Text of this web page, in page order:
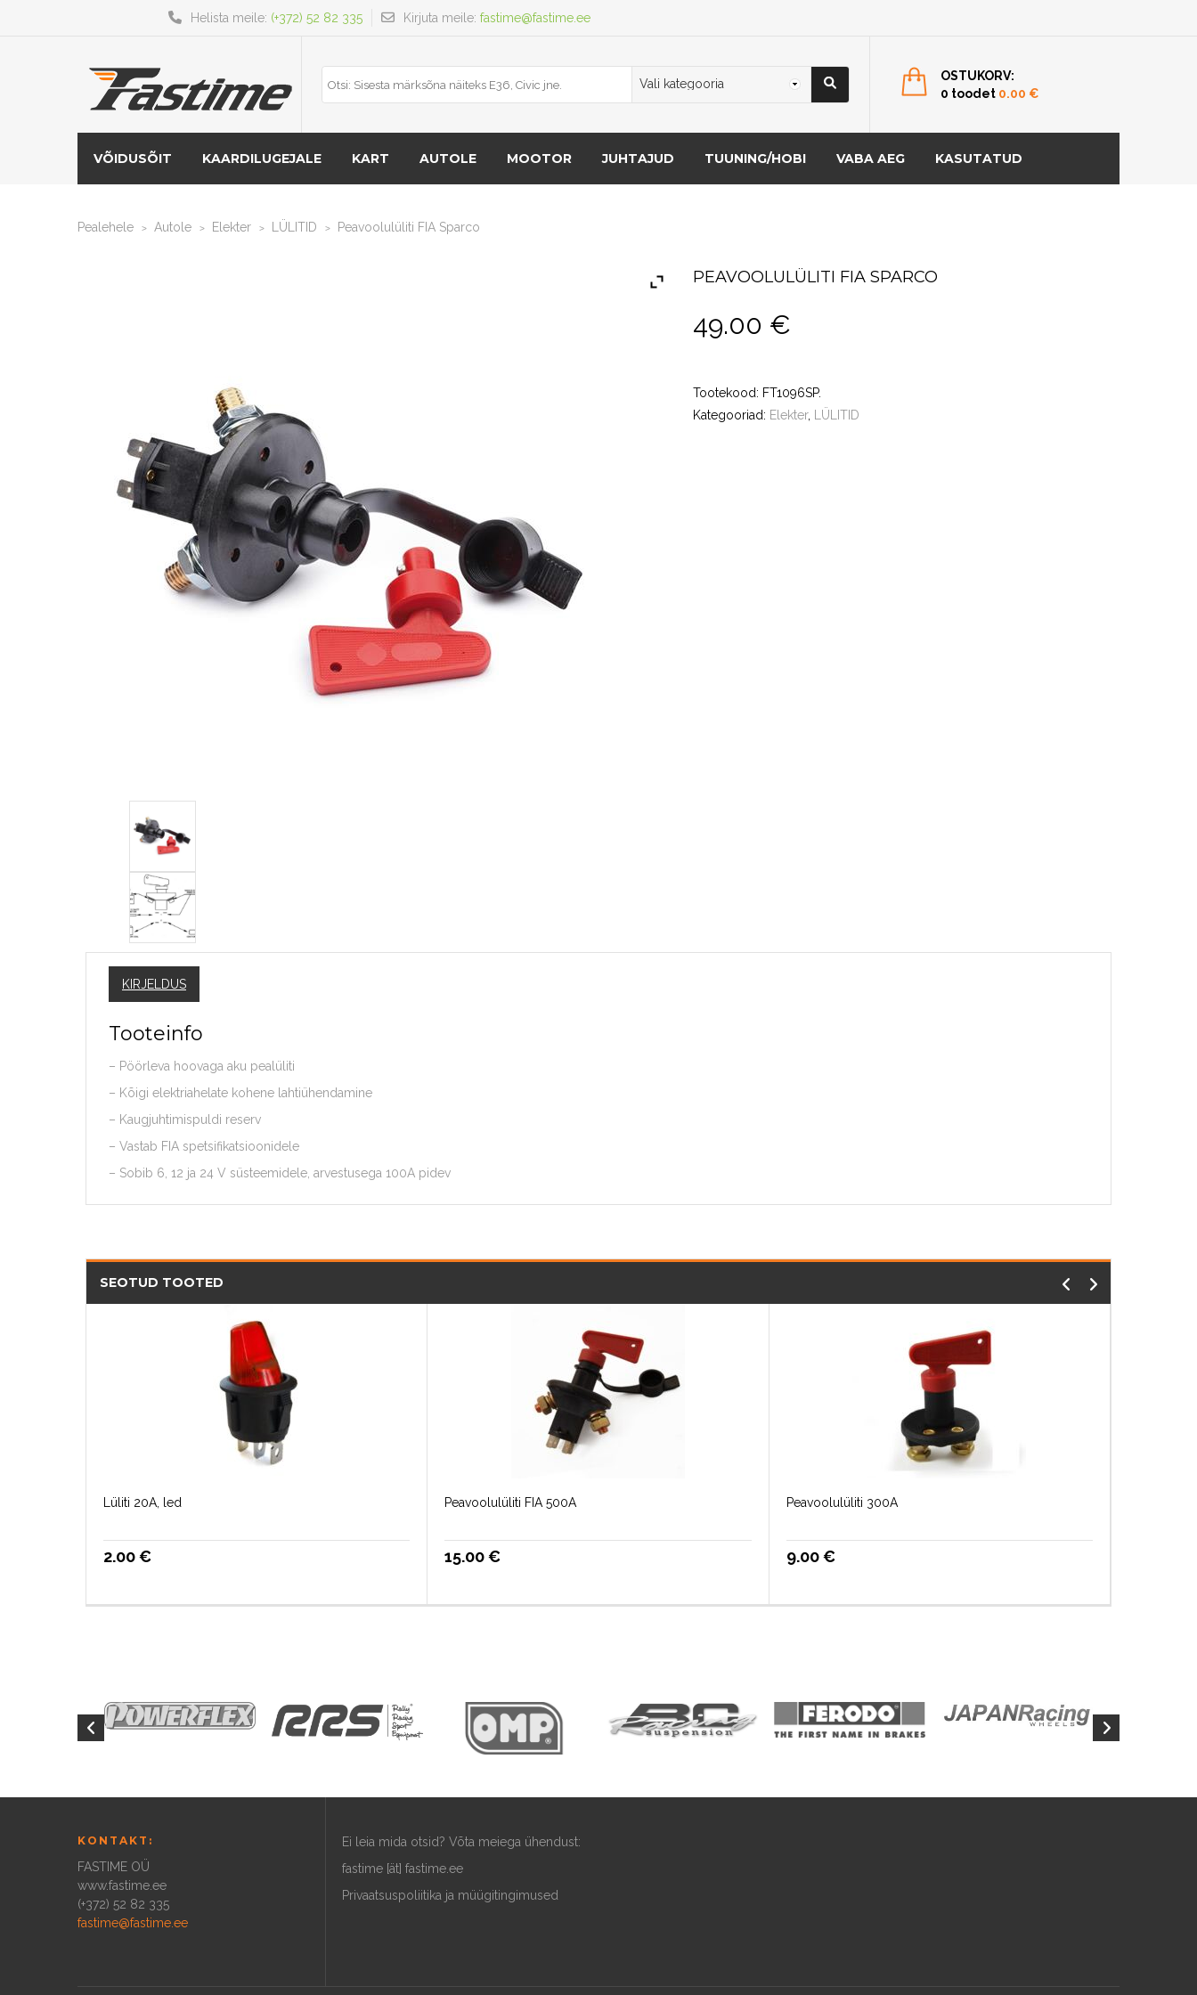
Kirjuta meile: fastime@fastime.ee
Helista meile: (+372) 52 82 335
OSTUKORV:
0 toodet 0.00 €
VÕIDUSÕIT KAARDILUGEJALE KART AUTOLE MOOTOR JUHTAJUD TUUNING/HOBI VABA AEG KASUTATUD
Pealehele > Autole > Elekter > LÜLITID > Peavoolulüliti FIA Sparco
PEAVOOLULÜLITI FIA SPARCO
49.00 €
Tootekood: FT1096SP.
Kategooriad: Elekter, LÜLITID
KIRJELDUS
Tooteinfo
– Pöörleva hoovaga aku pealüliti
– Kõigi elektriahelate kohene lahtiühendamine
– Kaugjuhtimispuldi reserv
– Vastab FIA spetsifikatsioonidele
– Sobib 6, 12 ja 24 V süsteemidele, arvestusega 100A pidev
SEOTUD TOOTED
Lüliti 20A, led
2.00€
Peavoolulüliti FIA 500A
15.00€
Peavoolulüliti 300A
9.00€
KONTAKT:
FASTIME OÜ
www.fastime.ee
(+372) 52 82 335
fastime@fastime.ee
Ei leia mida otsid? Võta meiega ühendust:
fastime [ät] fastime.ee
Privaatsuspoliitika ja müügitingimused